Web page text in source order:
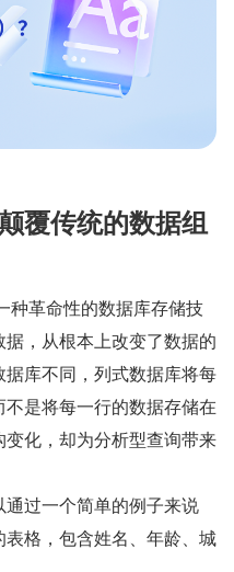
覆传统的数据组
种革命性的数据库存储技
，从根本上改变了数据的
库不同，列式数据库将每
是将每一行的数据存储在
化，却为分析型查询带来
过一个简单的例子来说
格，包含姓名、年龄、城